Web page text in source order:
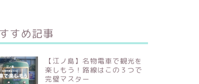
すめ記事
【江ノ島】名物電車で観光を
楽しもう！路線はこの３つで
完璧マスター